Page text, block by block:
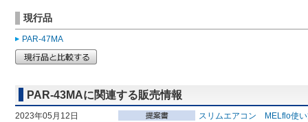
現行品
PAR-47MA
PAR-43MAに関連する販売情報
2023年05月12日 スリムエアコン MELflo使